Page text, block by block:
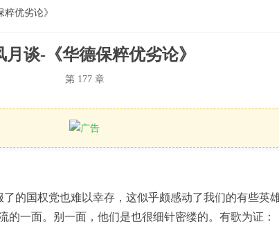
优劣论》
月谈-《华德保粹优劣论》
第 177 章
的国权党也难以幸存，这似乎颇感动了我们的有些英
的一面。别一面，他们是也很细针密缕的。有歌为证：